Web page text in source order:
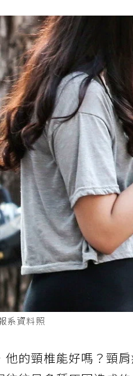
系資料照
他的頸椎能好嗎？頸